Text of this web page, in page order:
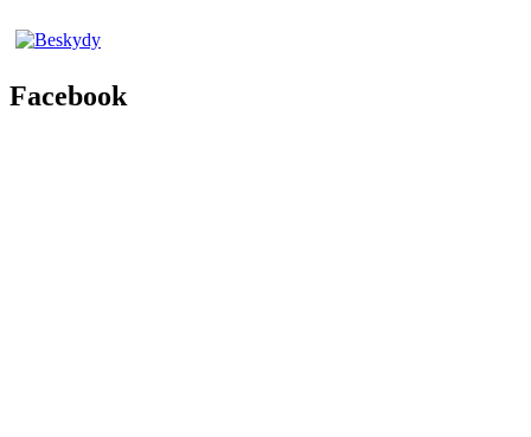
Facebook